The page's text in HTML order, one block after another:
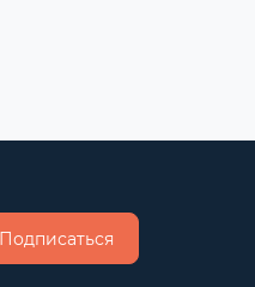
Подписаться